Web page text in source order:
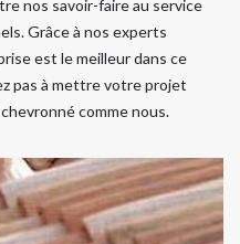
nos savoir-faire au service
Grâce à nos experts
est le meilleur dans ce
pas à mettre votre projet
comme nous.